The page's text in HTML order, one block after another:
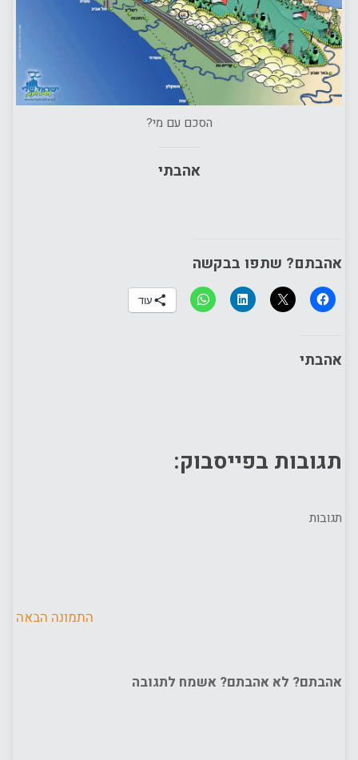
הסכם עם מי?
אהבתי
אהבתם? שתפו בבקשה
עוד
אהבתי
תגובות בפייסבוק:
תגובות
התמונה הבאה
אהבתם? לא אהבתם? אשמח לתגובה